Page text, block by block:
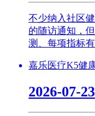
不少纳入社区
的随访通知，
测、每项指标
嘉乐医疗K5健
2026-07-23